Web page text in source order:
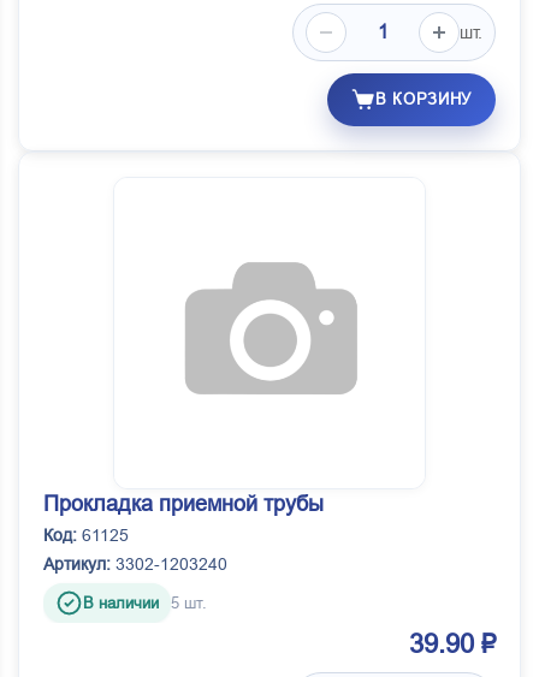
шт.
В КОРЗИНУ
Прокладка приемной трубы
Код: 61125
Артикул: 3302-1203240
В наличии 5 шт.
39.90 ₽